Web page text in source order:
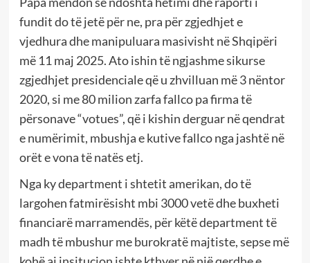
fundit do të jetë për ne, pra për zgjedhjet e
vjedhura dhe manipuluara masivisht në Shqipëri
më 11 maj 2025. Ato ishin të ngjashme sikurse
zgjedhjet presidenciale që u zhvilluan më 3 nëntor
2020, si me 80 milion zarfa fallco pa firma të
përsonave “votues”, që i kishin derguar në qendrat
e numërimit, mbushja e kutive fallco nga jashtë në
orët e vona të natës etj.
Nga ky department i shtetit amerikan, do të
largohen fatmirësisht mbi 3000 vetë dhe buxheti
financiarë marramendës, për këtë department të
madh të mbushur me burokratë majtiste, sepse më